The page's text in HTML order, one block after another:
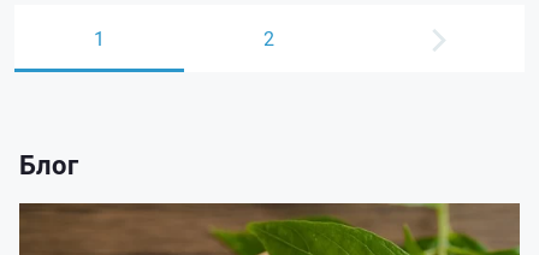
1 2
Блог